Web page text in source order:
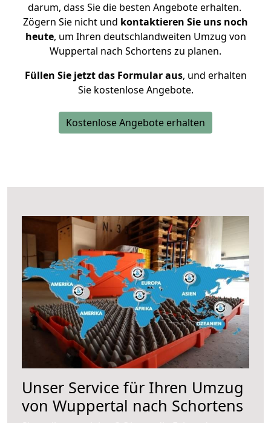
darum, dass Sie die besten Angebote erhalten.
Zögern Sie nicht und kontaktieren Sie uns noch
heute, um Ihren deutschlandweiten Umzug von
Wuppertal nach Schortens zu planen.
Füllen Sie jetzt das Formular aus, und erhalten
Sie kostenlose Angebote.
Kostenlose Angebote erhalten
Unser Service für Ihren Umzug
von Wuppertal nach Schortens